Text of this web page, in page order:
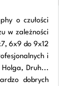
o czułości
w zależności
6x9 do 9x12
i
Druh...
dobrych